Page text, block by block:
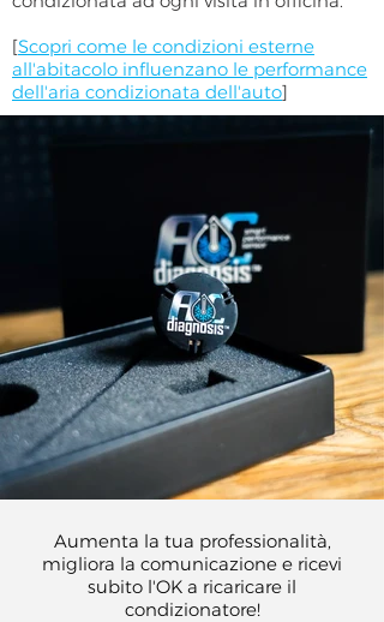
[Scopri come le condizioni esterne
all'abitacolo influenzano le performance
dell'aria condizionata dell'auto]
Aumenta la tua professionalità,
migliora la comunicazione e ricevi
subito l'OK a ricaricare il
condizionatore!